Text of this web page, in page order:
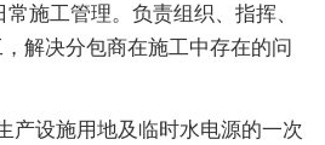
施工管理。负责组织、指挥、
解决分包商在施工中存在的问
设施用地及临时水电源的一次